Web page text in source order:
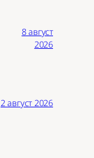
8 август
2026
2 август 2026